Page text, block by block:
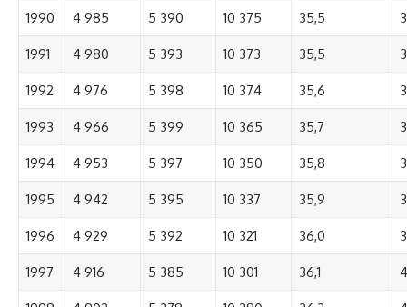
1990 4 985 5 390 10 375 35,5
1991 4 980 5 393 10 373 35,5
1992 4 976 5 398 10 374 35,6
1993 4 966 5 399 10 365 35,7
1994 4 953 5 397 10 350 35,8
1995 4 942 5 395 10 337 35,9
1996 4 929 5 392 10 321 36,0
1997 4 916 5 385 10 301 36,1